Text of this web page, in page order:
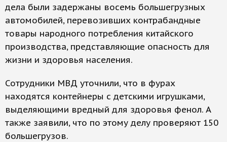
дела были задержаны восемь большегрузных
автомобилей, перевозивших контрабандные
товары народного потребления китайского
производства, представляющие опасность для
жизни и здоровья населения.
Сотрудники МВД уточнили, что в фурах
находятся контейнеры с детскими игрушками,
выделяющими вредный для здоровья фенол. А
также заявили, что по этому делу проверяют 150
большегрузов.